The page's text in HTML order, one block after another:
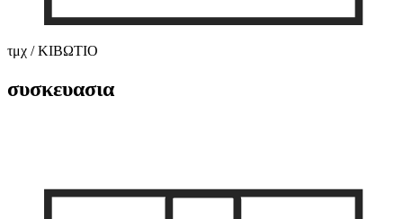
τμχ / ΚΙΒΩΤΙΟ
συσκευασια